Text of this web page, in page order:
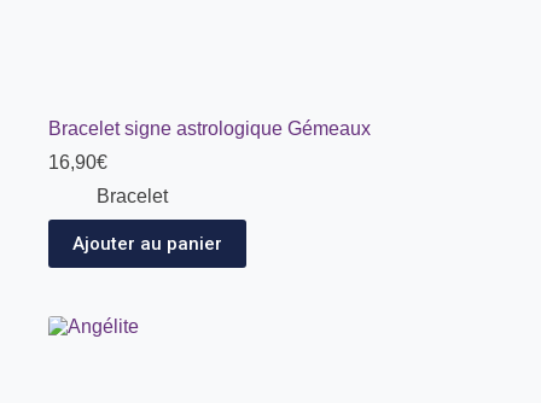
Bracelet signe astrologique Gémeaux
16,90€
Bracelet
Ajouter au panier